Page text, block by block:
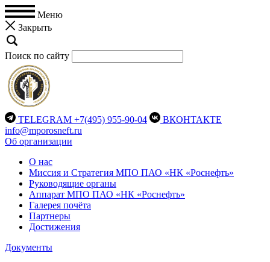
Меню
Закрыть
Поиск по сайту
TELEGRAM +7(495) 955-90-04
ВКОНТАКТЕ
info@mporosneft.ru
Об организации
О нас
Миссия и Стратегия МПО ПАО «НК «Роснефть»
Руководящие органы
Аппарат МПО ПАО «НК «Роснефть»
Галерея почёта
Партнеры
Достижения
Документы